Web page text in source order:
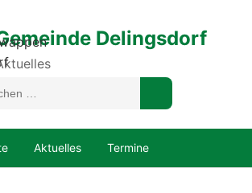
Delingsdorf
Aktuelles Termine